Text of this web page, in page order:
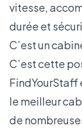
vitesse,
durée et
C’est un
C’est cette
FindYourStaff
le meilleur
de